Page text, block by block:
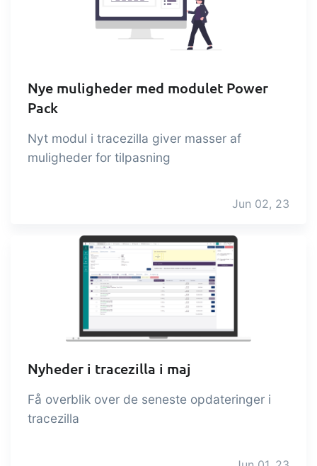
Nye muligheder med modulet Power
Pack
Nyt modul i tracezilla giver masser af
muligheder for tilpasning
Jun 02, 23
Nyheder i tracezilla i maj
Få overblik over de seneste opdateringer i
tracezilla